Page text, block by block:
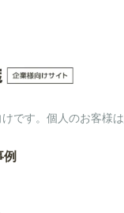
です。個人のお客様は